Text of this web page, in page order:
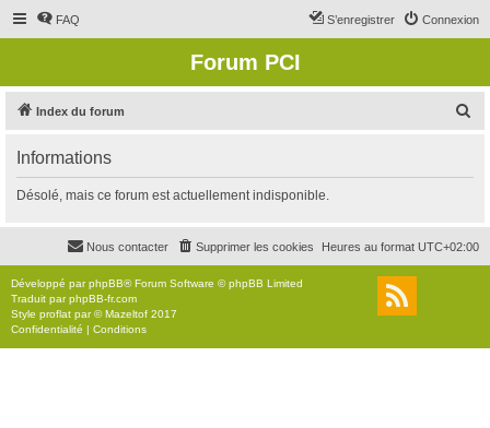
FAQ Connexion
S’enregistrer
Forum PCI
Index du forum
r
c
r
Informations
Désolé, mais ce forum est actuellement indisponible.
Heures au format UTC+02:00
Supprimer les cookies
Nous contacter
Développé parphpBB® Forum Software © phpBB Limited
Traduit parphpBB-fr.com
Style proflat par ©Mazeltof 2017
Confidentialité | Conditions